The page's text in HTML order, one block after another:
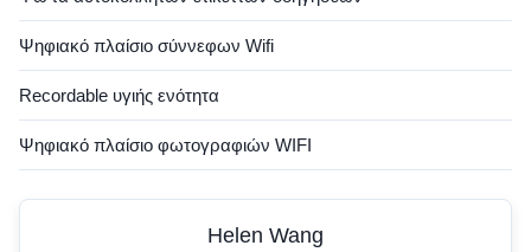
Ψηφιακό πλαίσιο σύννεφων Wifi
Recordable υγιής ενότητα
Ψηφιακό πλαίσιο φωτογραφιών WIFI
Helen Wang